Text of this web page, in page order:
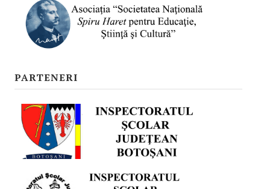
Pentru capacitate instituţională
ACCES BLACKBOARD
SESIUNI ONLINE
CONTACT
PARTENERI